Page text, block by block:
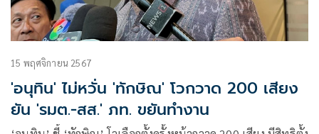
15 พฤศจิกายน 2567
'อนุทิน' ไม่หวั่น 'ทักษิณ' โวกวาด 200 เสียง
ยัน 'รมต.-สส.' ภท. ขยันทำงาน